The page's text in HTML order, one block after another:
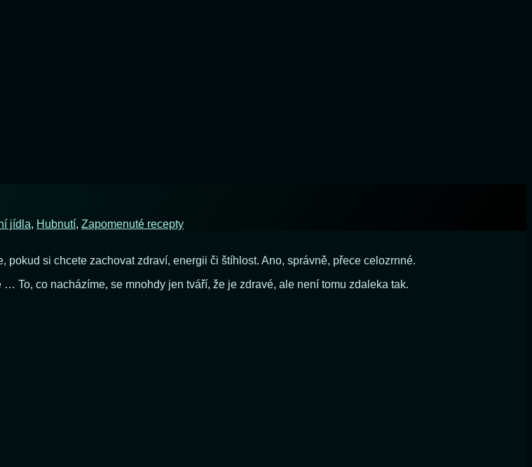
jídla, Hubnutí, Zapomenuté recepty
si chcete zachovat zdraví, energii či štíhlost. Ano, správně, přece celozrnné.
To, co nacházíme, se mnohdy jen tváří, že je zdravé, ale není tomu zdaleka tak.